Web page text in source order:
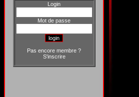
Login
Mot de passe
Pas encore membre ?
S'inscrire